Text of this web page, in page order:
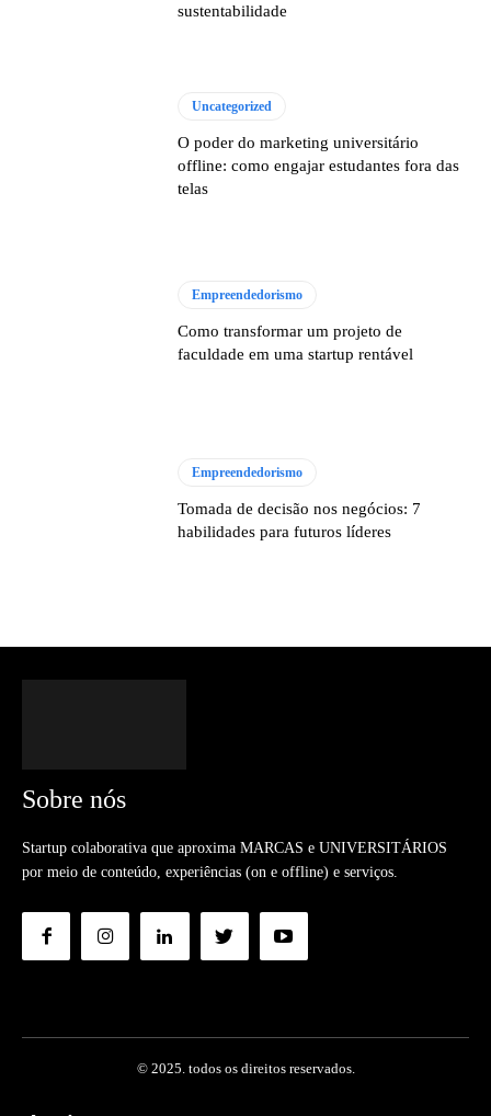
sustentabilidade
Uncategorized
O poder do marketing universitário
offline: como engajar estudantes fora das
telas
Empreendedorismo
Como transformar um projeto de
faculdade em uma startup rentável
Empreendedorismo
Tomada de decisão nos negócios: 7
habilidades para futuros líderes
Sobre nós
Startup colaborativa que aproxima MARCAS e UNIVERSITÁRIOS
por meio de conteúdo, experiências (on e offline) e serviços.
© 2025. todos os direitos reservados.